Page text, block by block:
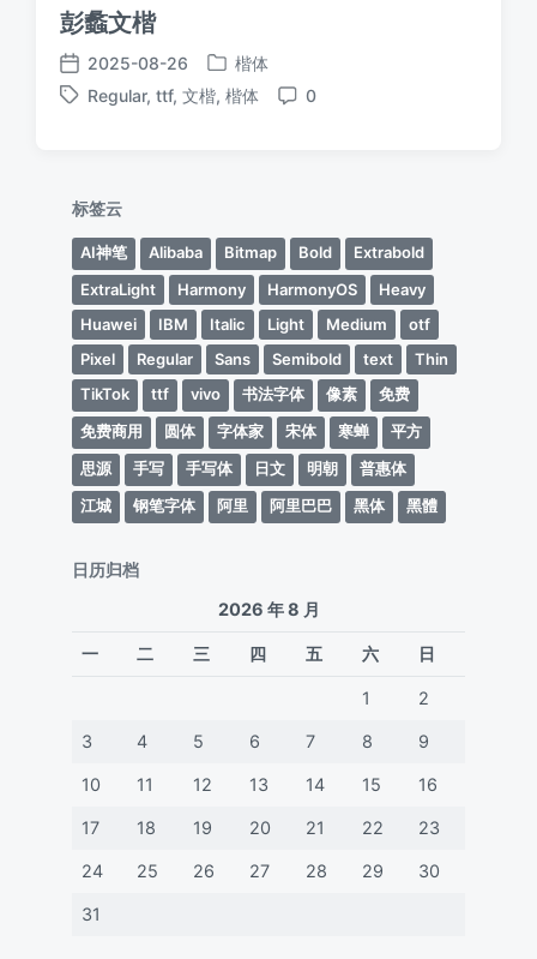
彭蠡文楷
发
布
2025-08-26
发
布
楷体
标
Regular, ttf, 文楷, 楷体
评
0
标签云
AI神笔 Alibaba Bitmap Bold
Extrabold
ExtraLight
Harmony HarmonyOS
Heavy
Huawei
IBM Italic Light Medium
otf
Pixel
Regular Sans Semibold text
Thin
TikTok
ttf vivo 书法字体 像素
免费
免费商用
圆体 字体家 宋体 寒蝉
平方
思源
手写 手写体 日文 明朝
普惠体
江城
钢笔字体 阿里 阿里巴巴 黑体 黑體
日历归档
2026 年 8 月
一 二 三 四 五 六 日
1 2
3 4 5 6 7 8 9
10 11 12 13 14 15 16
17 18 19 20 21 22 23
24 25 26 27 28 29 30
31